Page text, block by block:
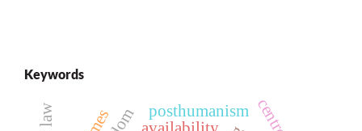
Keywords
posthumanism centre